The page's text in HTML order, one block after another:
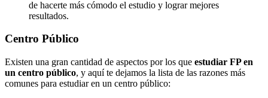
de hacerte más cómodo el estudio y lograr mejores
resultados.
Centro Público
Existen una gran cantidad de aspectos por los que estudiar FP en
un centro público, y aquí te dejamos la lista de las razones más
comunes para estudiar en un centro público: